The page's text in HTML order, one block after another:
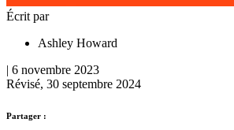
Écrit par
Ashley Howard
| 6 novembre 2023
Révisé, 30 septembre 2024
Partager :